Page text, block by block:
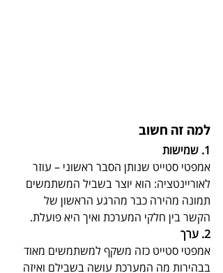
למה זה חשוב
1. שמישות
אמפטי סטייט שנותן הסבר ראשוני – עוזר
לאוריינטציה: הוא יוצר בשביל המשתמשים
תמונה מהירה כבר מהרגע הראשון של
הקשר בין חלקי המערכת ואיך היא פועלת.
2. ערך
אמפטי סטייט כזה משקף למשתמשים מאוד
בבהירות מה המערכת עושה בשבילם ואיזה